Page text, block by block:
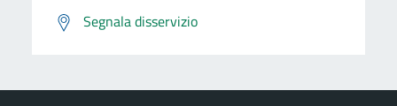
Segnala disservizio